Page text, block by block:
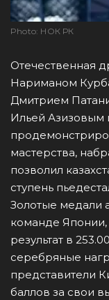
Photo: НОК РК
Отечественная
Нариманом
Дмитрием
Ильей
мастерства,
позволил
ступень
Золотые медали
команде Японии,
результат в
серебряные
представители
баллов за свои